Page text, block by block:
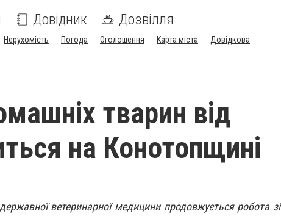
Довідник Дозвілля
Нерухомість Погода Оголошення Карта міста Довідкова
тварин від
на Конотопщині
ветеринарної медицини продовжується робота зі